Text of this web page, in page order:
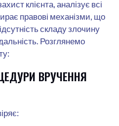
клієнта, аналізує всі
правові механізми, що
складу злочину
Розглянемо
ВРУЧЕННЯ